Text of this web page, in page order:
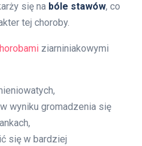
się na bóle stawów, co
tej choroby.
ziarniniakowymi
wyniku gromadzenia się
się w bardziej